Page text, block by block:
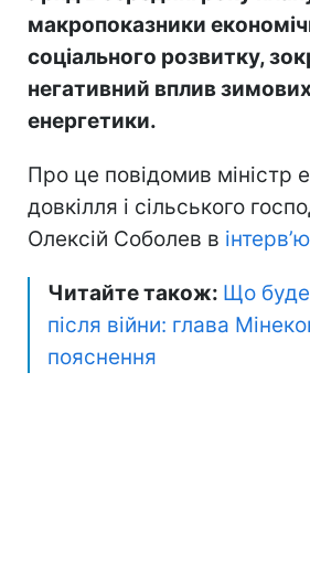
макропоказники
соціального розвитку,
негативний вплив зимових
енергетики.
Про це повідомив міністр
довкілля і сільського
Олексій Соболев в
Читайте також: Що
після війни: глава
пояснення